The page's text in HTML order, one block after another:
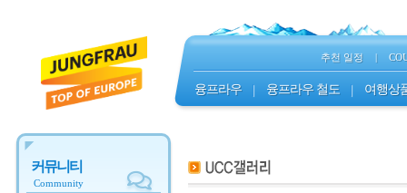
추천 일정 |
융프라우 융프라우 철도 여행상
커뮤니티
Community